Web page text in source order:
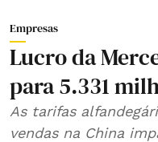
Empresas
Lucro da
para 5.331
As tarifas
vendas na China